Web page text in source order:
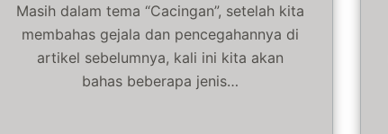
Masih dalam tema “Cacingan”, setelah kita
membahas gejala dan pencegahannya di
artikel sebelumnya, kali ini kita akan
bahas beberapa jenis…